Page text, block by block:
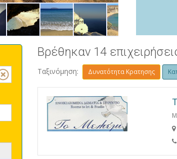
Βρέθηκαν 14
Ταξινόμηση: Δυνατότητα Κρατησης